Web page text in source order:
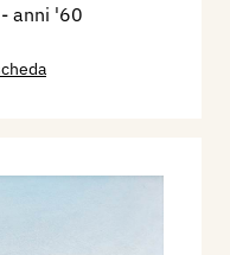
- anni '60